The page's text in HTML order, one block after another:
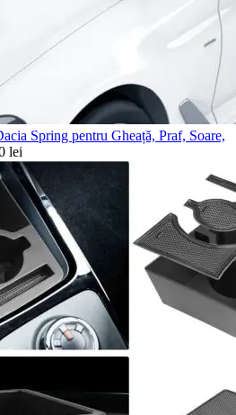
Spring pentru Gheață, Praf, Soare,
lei